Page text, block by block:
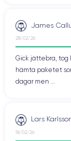
James
28/02/26
Gick jättebra, tog
hämta paketet
dagar men ...
Lars
18/02/26